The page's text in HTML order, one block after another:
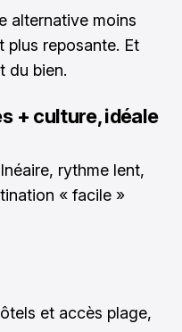
alternative moins
plus reposante. Et
du bien.
+ culture, idéale
rythme lent,
« facile »
et accès plage,